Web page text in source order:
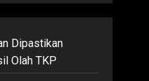
Dipastikan
Olah TKP